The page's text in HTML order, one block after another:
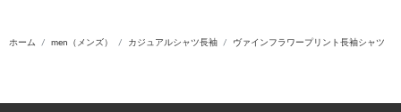
ホーム men（メンズ） カジュアルシャツ長袖 ヴァインフラワープリント長袖シャツ